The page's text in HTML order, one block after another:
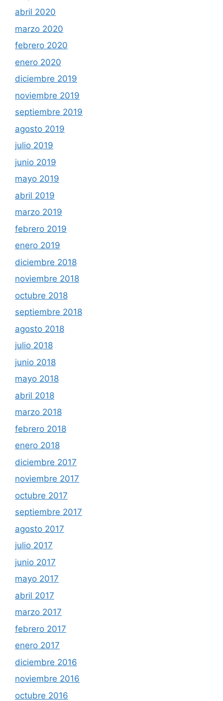
abril 2020
marzo 2020
febrero 2020
enero 2020
diciembre 2019
noviembre 2019
septiembre 2019
agosto 2019
julio 2019
junio 2019
mayo 2019
abril 2019
marzo 2019
febrero 2019
enero 2019
diciembre 2018
noviembre 2018
octubre 2018
septiembre 2018
agosto 2018
julio 2018
junio 2018
mayo 2018
abril 2018
marzo 2018
febrero 2018
enero 2018
diciembre 2017
noviembre 2017
octubre 2017
septiembre 2017
agosto 2017
julio 2017
junio 2017
mayo 2017
abril 2017
marzo 2017
febrero 2017
enero 2017
diciembre 2016
noviembre 2016
octubre 2016